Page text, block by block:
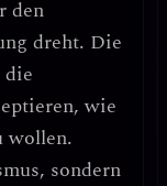
den
dreht. Die
die
wie
wollen.
sondern